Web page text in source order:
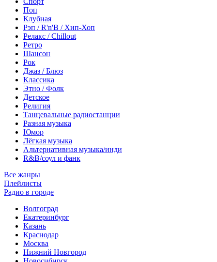
Поп
Клубная
Рэп / R'n'B / Хип-Хоп
Релакс / Chillout
Ретро
Шансон
Рок
Джаз / Блюз
Классика
Этно / Фолк
Детское
Религия
Танцевальные радиостанции
Разная музыка
Юмор
Лёгкая музыка
Альтернативная музыка/инди
R&B/cоул и фанк
Все жанры
Плейлисты
Радио в городе
Волгоград
Екатеринбург
Казань
Краснодар
Москва
Нижний Новгород